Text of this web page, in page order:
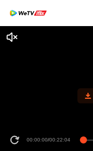
00:00:00/00:22:04